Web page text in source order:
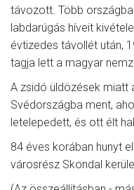
távozott. Több
labdarúgás híveit
évtizedes távollét után,
tagja lett a magyar
A zsidó üldözések miatt
Svédországba ment,
letelepedett, és ott élt
84 éves korában hunyt
városrész Skondal